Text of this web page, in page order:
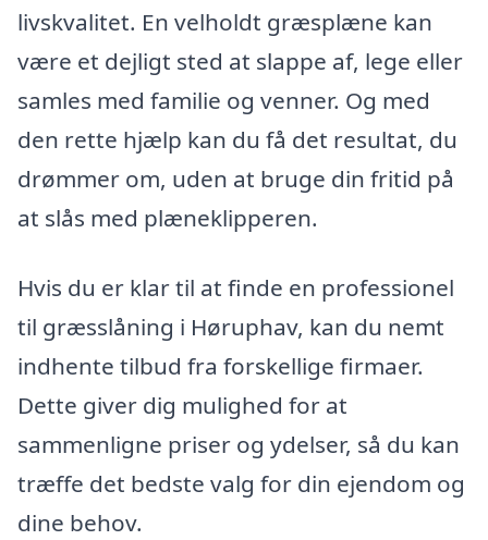
livskvalitet. En velholdt græsplæne kan
være et dejligt sted at slappe af, lege eller
samles med familie og venner. Og med
den rette hjælp kan du få det resultat, du
drømmer om, uden at bruge din fritid på
at slås med plæneklipperen.
Hvis du er klar til at finde en professionel
til græsslåning i Høruphav, kan du nemt
indhente tilbud fra forskellige firmaer.
Dette giver dig mulighed for at
sammenligne priser og ydelser, så du kan
træffe det bedste valg for din ejendom og
dine behov.